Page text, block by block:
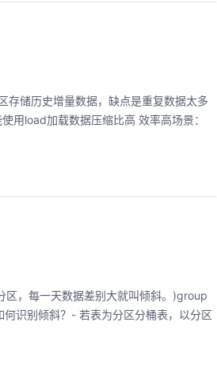
储历史增量数据，缺点是重复数据太多
用load加载数据压缩比高 效率高场景：
区，每一天数据差别大就叫倾斜。)group
识别倾斜？- 若表为分区分桶表，以分区